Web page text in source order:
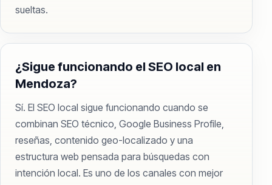
sueltas.
¿Sigue funcionando el SEO local en
Mendoza?
Sí. El SEO local sigue funcionando cuando se
combinan SEO técnico, Google Business Profile,
reseñas, contenido geo-localizado y una
estructura web pensada para búsquedas con
intención local. Es uno de los canales con mejor